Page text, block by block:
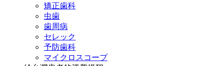
矯正歯科
虫歯
歯周病
セレック
予防歯科
マイクロスコープ